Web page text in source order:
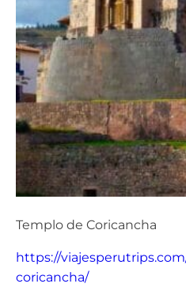
Templo de Coricancha
https://
coricancha/